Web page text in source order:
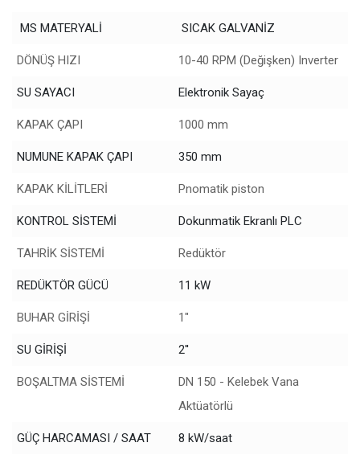
MS MATERYALİ SICAK GALVANİZ
DÖNÜŞ HIZI 10-40 RPM (Değişken) Inverter
SU SAYACI Elektronik Sayaç
KAPAK ÇAPI 1000 mm
NUMUNE KAPAK ÇAPI 350 mm
KAPAK KİLİTLERİ Pnomatik piston
KONTROL SİSTEMİ Dokunmatik Ekranlı PLC
TAHRİK SİSTEMİ Redüktör
REDÜKTÖR GÜCÜ 11 kW
BUHAR GİRİŞİ 1"
SU GİRİŞİ 2''
BOŞALTMA SİSTEMİ
DN 150 - Kelebek Vana
Aktüatörlü
GÜÇ HARCAMASI / SAAT 8 kW/saat